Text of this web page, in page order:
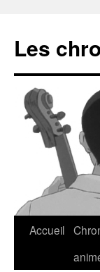
Les
Accueil